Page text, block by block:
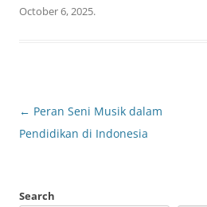
October 6, 2025.
Post
navigation
← Peran Seni Musik dalam
Pendidikan di Indonesia
Search